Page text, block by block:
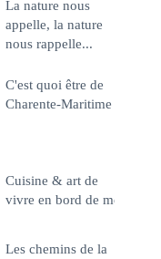
La nature nous
appelle, la nature
nous rappelle...
C'est quoi être de
Charente-Maritime ?
Cuisine & art de
vivre en bord de mer
Les chemins de la